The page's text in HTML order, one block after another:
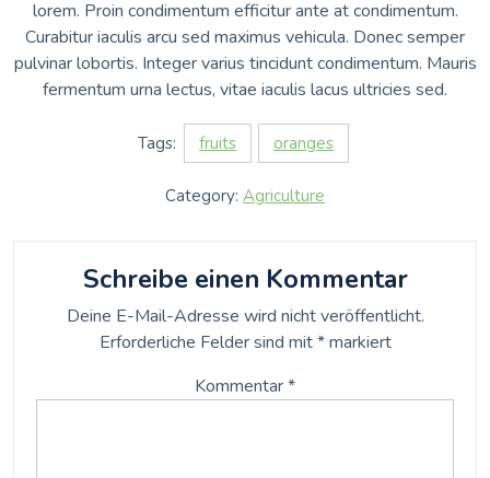
lorem. Proin condimentum efficitur ante at condimentum.
Curabitur iaculis arcu sed maximus vehicula. Donec semper
pulvinar lobortis. Integer varius tincidunt condimentum. Mauris
fermentum urna lectus, vitae iaculis lacus ultricies sed.
Tags: fruits oranges
Category: Agriculture
Schreibe einen Kommentar
Deine E-Mail-Adresse wird nicht veröffentlicht.
Erforderliche Felder sind mit*markiert
Kommentar*